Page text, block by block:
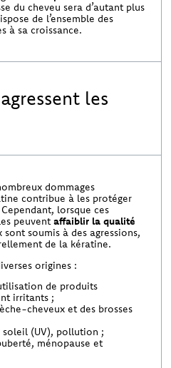
du cheveu sera d’autant plus
de l’ensemble des
à sa croissance.
les
dommages
contribue à les protéger
lorsque ces
peuvent affaiblir la qualité
sont soumis à des agressions,
de la kératine.
origines :
de produits
irritants ;
cheveux et des brosses
(UV), pollution ;
ménopause et